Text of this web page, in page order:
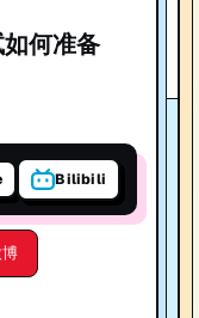
，帮助你系统学习和提
何准备
Bilibili